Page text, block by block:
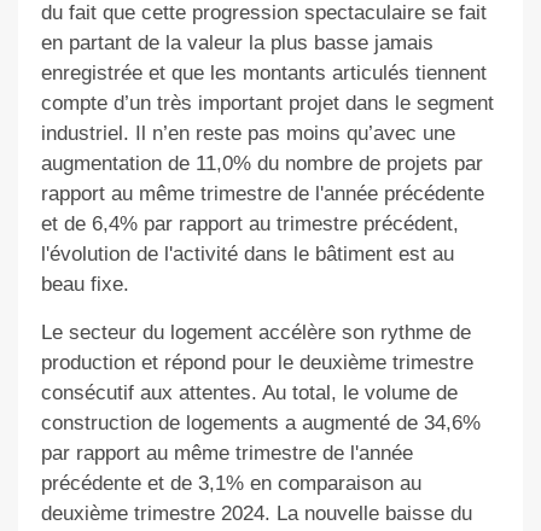
du fait que cette progression spectaculaire se fait
en partant de la valeur la plus basse jamais
enregistrée et que les montants articulés tiennent
compte d’un très important projet dans le segment
industriel. Il n’en reste pas moins qu’avec une
augmentation de 11,0% du nombre de projets par
rapport au même trimestre de l'année précédente
et de 6,4% par rapport au trimestre précédent,
l'évolution de l'activité dans le bâtiment est au
beau fixe.
Le secteur du logement accélère son rythme de
production et répond pour le deuxième trimestre
consécutif aux attentes. Au total, le volume de
construction de logements a augmenté de 34,6%
par rapport au même trimestre de l'année
précédente et de 3,1% en comparaison au
deuxième trimestre 2024. La nouvelle baisse du